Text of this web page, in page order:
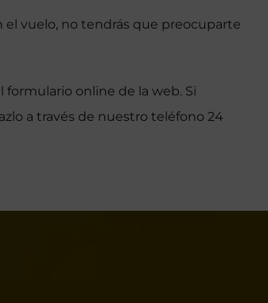
el vuelo, no tendrás que preocuparte
online de la web. Si
a través de nuestro teléfono 24